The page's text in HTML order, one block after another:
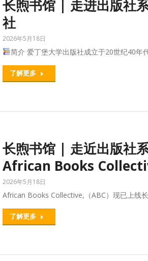
长煦书馆 | 走进出版社
社
2026年5月18日
简介 爱丁堡大学出版社成立于20世纪40年
了解更多
长煦书馆 | 走近出版社
African Books
2026年5月18日
African Books Collective,（ABC）现已上线
了解更多